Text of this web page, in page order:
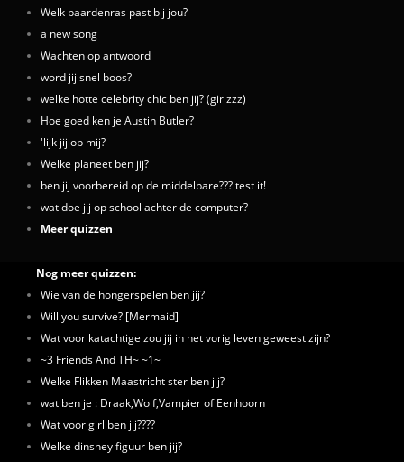
Welk paardenras past bij jou?
a new song
Wachten op antwoord
word jij snel boos?
welke hotte celebrity chic ben jij? (girlzzz)
Hoe goed ken je Austin Butler?
'lijk jij op mij?
Welke planeet ben jij?
ben jij voorbereid op de middelbare??? test it!
wat doe jij op school achter de computer?
Meer quizzen
Nog meer quizzen:
Wie van de hongerspelen ben jij?
Will you survive? [Mermaid]
Wat voor katachtige zou jij in het vorig leven geweest zijn?
~3 Friends And TH~ ~1~
Welke Flikken Maastricht ster ben jij?
wat ben je : Draak,Wolf,Vampier of Eenhoorn
Wat voor girl ben jij????
Welke dinsney figuur ben jij?